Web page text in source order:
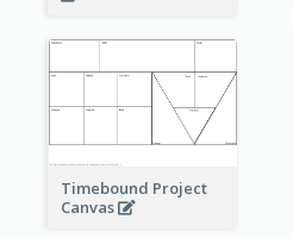
Timebound Project
Canvas